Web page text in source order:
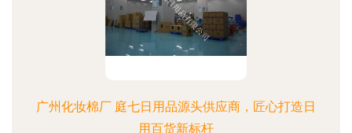
广州化妆棉厂 庭七日用品源头供应商，匠心打造日
用百货新标杆